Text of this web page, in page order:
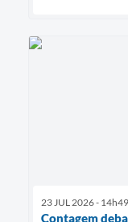
23 JUL 2026 - 14h49
Contagem